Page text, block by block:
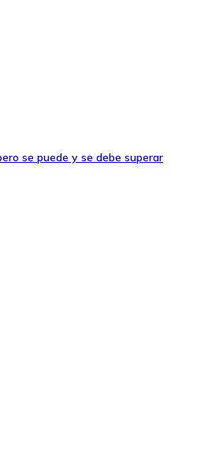
se puede y se debe superar